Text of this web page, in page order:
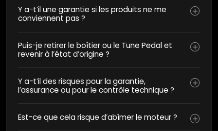
Y a-t’il une garantie si les produits ne me
conviennent pas ?
Puis-je retirer le boîtier ou le Tune Pedal et
revenir à l’état d’origine ?
Y a-t’il des risques pour la garantie,
l’assurance ou pour le contrôle technique ?
Est-ce que cela risque d’abîmer le moteur ?